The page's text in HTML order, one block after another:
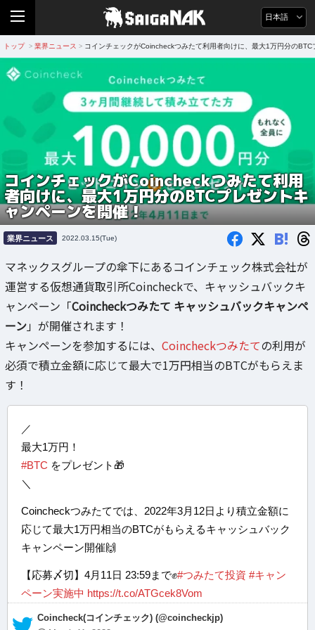
日本語
トップ > 業界ニュース > コインチェックがCoincheckつみたて利用者向けに、最大1万円分の
コインチェックがCoincheckつみたて利用
者向けに、最大1万円分のBTCプレゼントキ
ャンペーンを開催！
業界ニュース 2022.03.15(Tue) B!
マネックスグループの傘下にあるコインチェック株式会社が
運営する仮想通貨取引所Coincheckで、キャッシュバックキ
ャンペーン「Coincheckつみたて キャッシュバックキャンペ
ーン」が開催されます！
キャンペーンを参加するには、 Coincheckつみたての利用が
必須で積立金額に応じて最大で1万円相当のBTCがもらえま
す！
／
最大1万円！
#BTC をプレゼント🎁
＼
Coincheckつみたてでは、2022年3月12日より積立金額に
応じて最大1万円相当のBTCがもらえるキャッシュバック
キャンペーン開催🙌
【応募〆切】4月11日 23:59まで✊#つみたて投資 #キャン
ペーン実施中 https://t.co/ATGcek8Vom
— Coincheck(コインチェック) (@coincheckjp)